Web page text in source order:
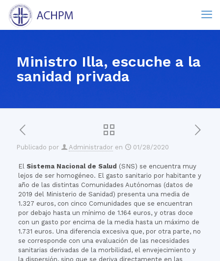
Ministro Illa, escuche a la
sanidad privada
Publicado por Administrador en 01/28/2020
El Sistema Nacional de Salud (SNS) se encuentra muy
lejos de ser homogéneo. El gasto sanitario por habitante y
año de las distintas Comunidades Autónomas (datos de
2019 del Ministerio de Sanidad) presenta una media de
1.327 euros, con cinco Comunidades que se encuentran
por debajo hasta un mínimo de 1.164 euros, y otras doce
con un gasto por encima de la media hasta un máximo de
1.731 euros. Una diferencia excesiva que, por otra parte, no
se corresponde con una evaluación de las necesidades
sanitarias derivadas de la morbilidad, el envejecimiento y
la dispersión, sino que se deriva directamente en las